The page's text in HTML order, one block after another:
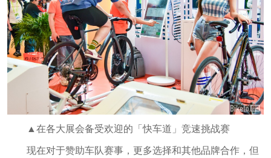
▲在各大展会备受欢迎的「快车道」竞速挑战赛
现在对于赞助车队赛事，更多选择和其他品牌合作，但